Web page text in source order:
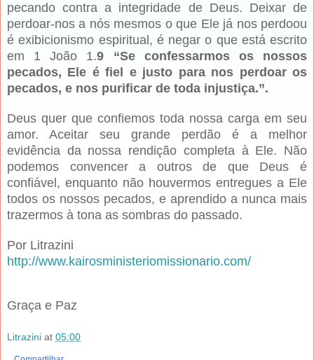
pecando contra a integridade de Deus. Deixar de
perdoar-nos a nós mesmos o que Ele já nos perdoou
é exibicionismo espiritual, é negar o que está escrito
em 1 João 1.9 “Se confessarmos os nossos
pecados, Ele é fiel e justo para nos perdoar os
pecados, e nos purificar de toda injustiça.”.
Deus quer que confiemos toda nossa carga em seu
amor. Aceitar seu grande perdão é a melhor
evidência da nossa rendição completa à Ele. Não
podemos convencer a outros de que Deus é
confiável, enquanto não houvermos entregues a Ele
todos os nossos pecados, e aprendido a nunca mais
trazermos à tona as sombras do passado.
Por Litrazini
http://www.kairosministeriomissionario.com/
Graça e Paz
Litrazini at 05:00